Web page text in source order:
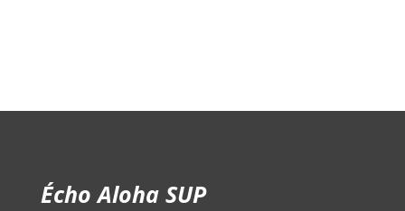
Écho Aloha SUP